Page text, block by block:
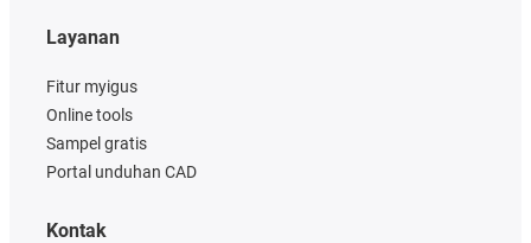
Layanan
Fitur myigus
Online tools
Sampel gratis
Portal unduhan CAD
Kontak